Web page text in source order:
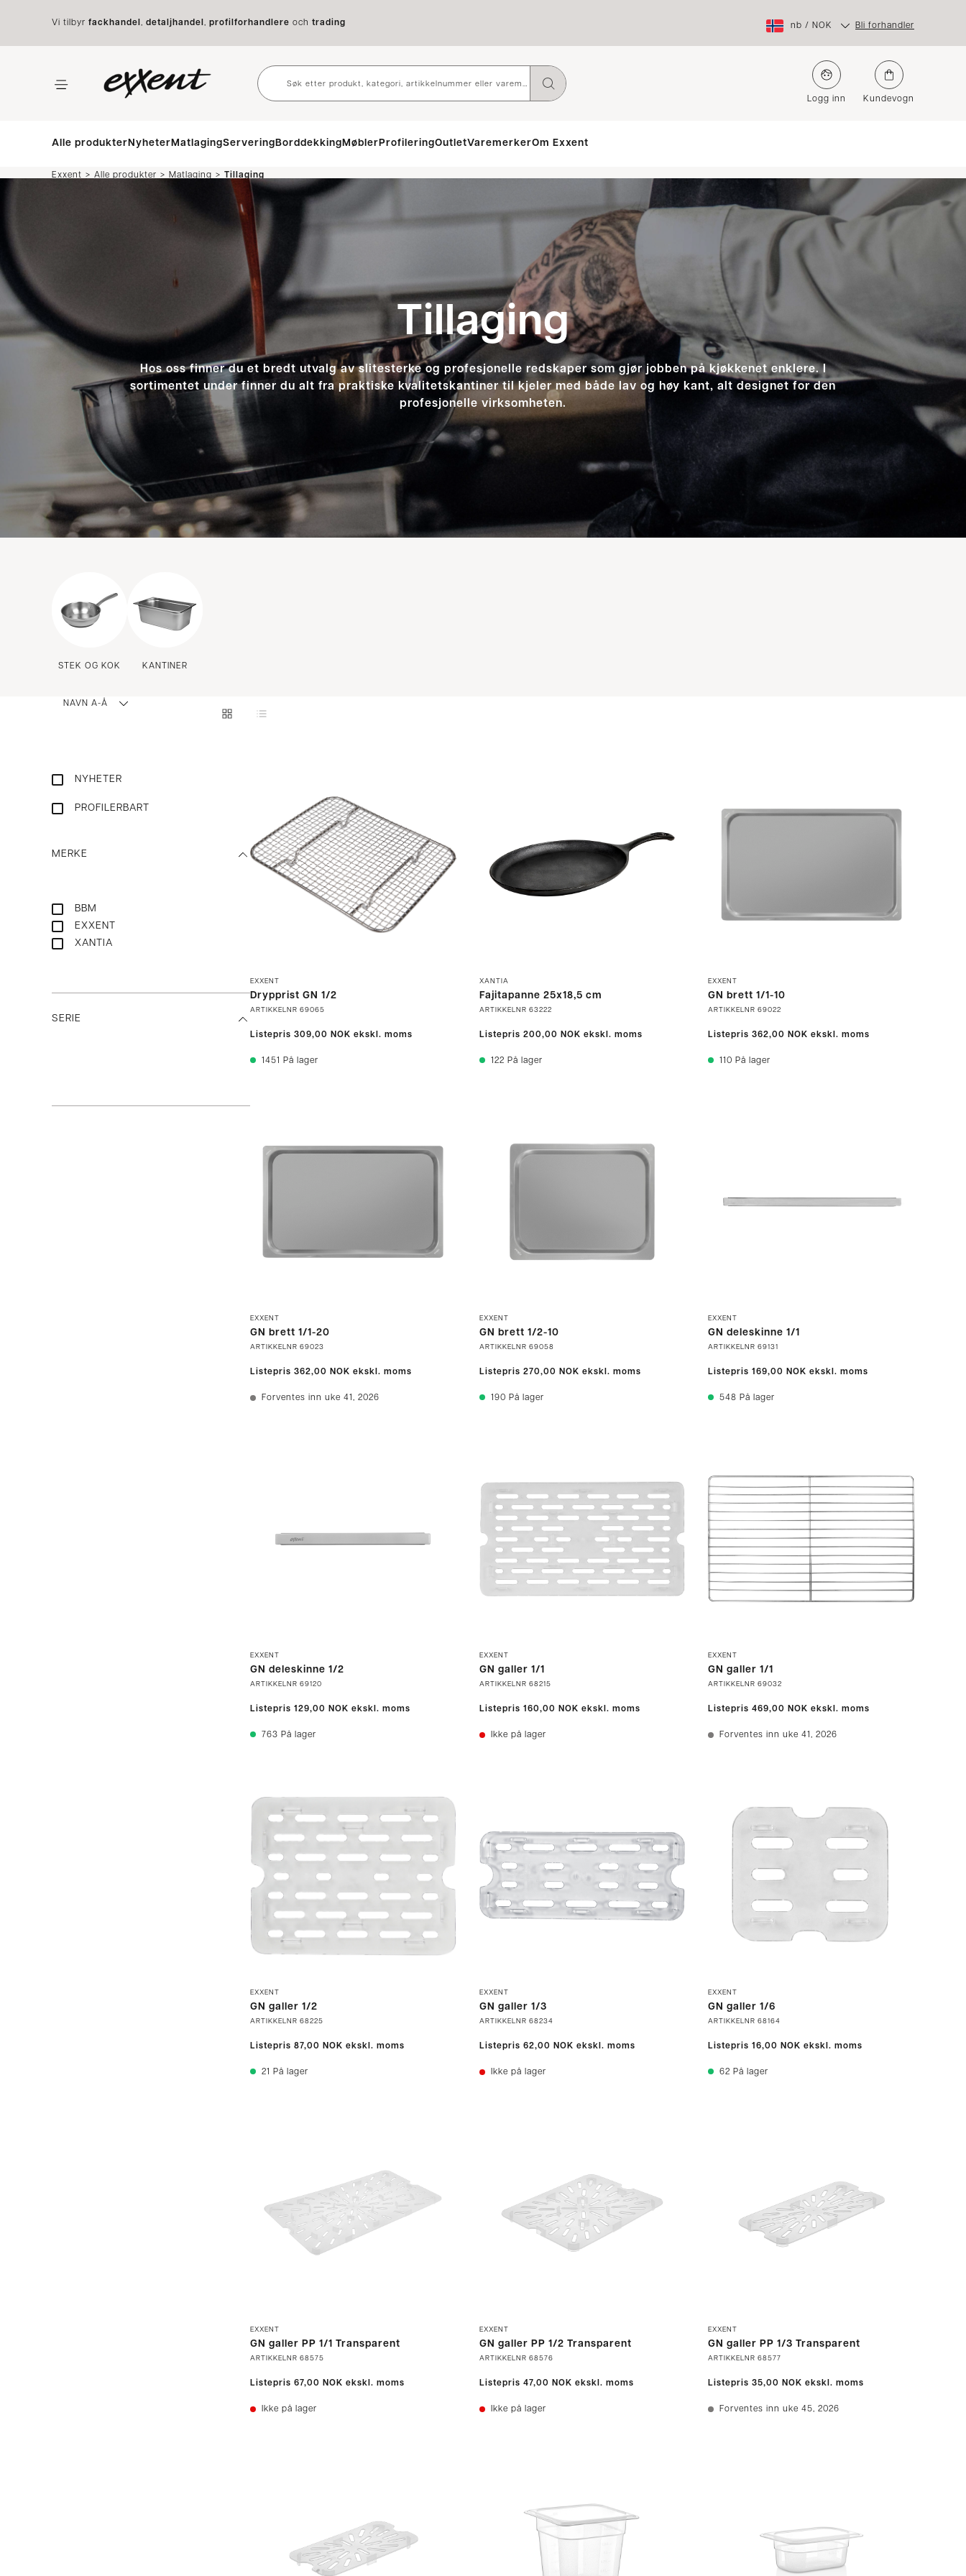
Vi tilbyr fackhandel , detaljhandel , profilforhandlere och trading nb / NOK Bli forhandler
Logg inn Kundevogn
Alle produkterNyheterMatlagingServeringBorddekkingMøblerProfileringOutletVaremerkerOm Exxent
Exxent > Alle produkter > Matlaging > Tillaging
Tillaging
Hos oss finner du et bredt utvalg av slitesterke og profesjonelle redskaper som gjør jobben på kjøkkenet enklere. I
sortimentet under finner du alt fra praktiske kvalitetskantiner til kjeler med både lav og høy kant, alt designet for den
profesjonelle virksomheten.
STEK OG KOK KANTINER
NAVN A-Å
NYHETER
PROFILERBART
MERKE
BBM
EXXENT
XANTIA
SERIE
EXXENT
Drypprist GN 1/2
ARTIKKELNR 69065
Listepris 309,00 NOK ekskl. moms
1451 På lager
XANTIA
Fajitapanne 25x18,5 cm
ARTIKKELNR 63222
Listepris 200,00 NOK ekskl. moms
122 På lager
EXXENT
GN brett 1/1-10
ARTIKKELNR 69022
Listepris 362,00 NOK ekskl. moms
110 På lager
EXXENT
GN brett 1/1-20
ARTIKKELNR 69023
Listepris 362,00 NOK ekskl. moms
Forventes inn uke 41, 2026
EXXENT
GN brett 1/2-10
ARTIKKELNR 69058
Listepris 270,00 NOK ekskl. moms
190 På lager
EXXENT
GN deleskinne 1/1
ARTIKKELNR 69131
Listepris 169,00 NOK ekskl. moms
548 På lager
EXXENT
GN deleskinne 1/2
ARTIKKELNR 69120
Listepris 129,00 NOK ekskl. moms
763 På lager
EXXENT
GN galler 1/1
ARTIKKELNR 68215
Listepris 160,00 NOK ekskl. moms
Ikke på lager
EXXENT
GN galler 1/1
ARTIKKELNR 69032
Listepris 469,00 NOK ekskl. moms
Forventes inn uke 41, 2026
EXXENT
GN galler 1/2
ARTIKKELNR 68225
Listepris 87,00 NOK ekskl. moms
21 På lager
EXXENT
GN galler 1/3
ARTIKKELNR 68234
Listepris 62,00 NOK ekskl. moms
Ikke på lager
EXXENT
GN galler 1/6
ARTIKKELNR 68164
Listepris 16,00 NOK ekskl. moms
62 På lager
EXXENT
GN galler PP 1/1 Transparent
ARTIKKELNR 68575
Listepris 67,00 NOK ekskl. moms
Ikke på lager
EXXENT
GN galler PP 1/2 Transparent
ARTIKKELNR 68576
Listepris 47,00 NOK ekskl. moms
Ikke på lager
EXXENT
GN galler PP 1/3 Transparent
ARTIKKELNR 68577
Listepris 35,00 NOK ekskl. moms
Forventes inn uke 45, 2026